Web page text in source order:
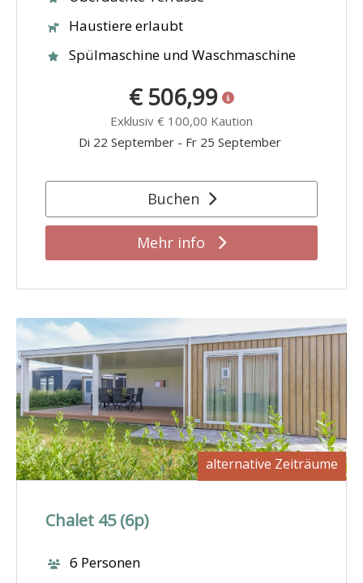
Haustiere erlaubt
Spülmaschine und Waschmaschine
€ 506,99
Exklusiv € 100,00 Kaution
Di 22 September - Fr 25 September
Buchen
Mehr info
alternative Zeiträume
Chalet 45 (6p)
6 Personen